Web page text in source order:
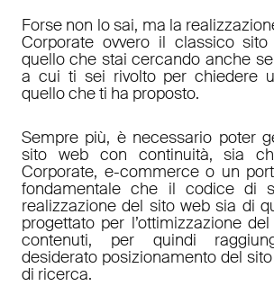
Forse non lo sai, ma la
Corporate ovvero il classico
quello che stai cercando anche
a cui ti sei rivolto per chiedere
quello che ti ha proposto.
Sempre più, è necessario poter
sito web con continuità, sia
Corporate, e-commerce o un
fondamentale che il codice di
realizzazione del sito web sia di
progettato per l’ottimizzazione
contenuti, per quindi
desiderato posizionamento del
di ricerca.